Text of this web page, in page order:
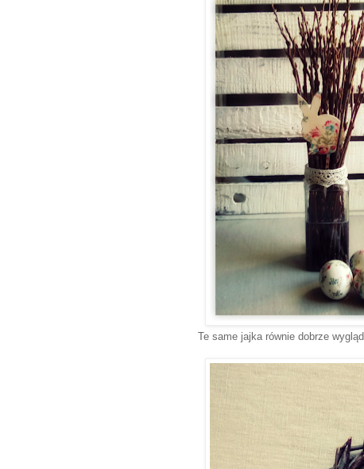
Te same jajka równie dobrze